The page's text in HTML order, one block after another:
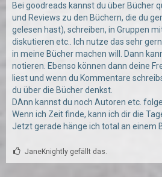
Bei goodreads kannst du über Bücher
und Reviews zu den Büchern, die du
gelesen hast), schreiben, in Gruppen
diskutieren etc.. Ich nutze das sehr
in meine Bücher machen will. Dann
notieren. Ebenso können dann deine
liest und wenn du Kommentare
du über die Bücher denkst.
DAnn kannst du noch Autoren etc.
Wenn ich Zeit finde, kann ich dir die
Jetzt gerade hänge ich total an einem
JaneKnightly gefällt das.